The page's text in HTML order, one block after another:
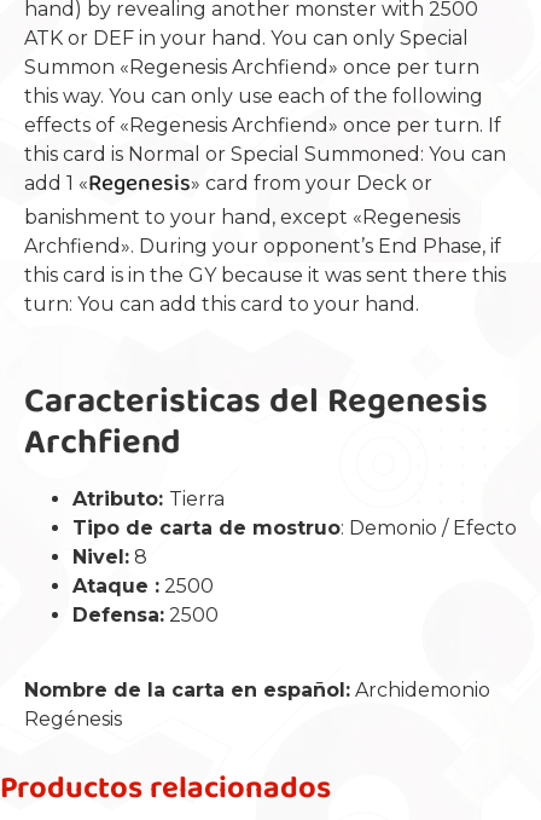
hand) by revealing another monster with 2500
ATK or DEF in your hand. You can only Special
Summon «Regenesis Archfiend» once per turn
this way. You can only use each of the following
effects of «Regenesis Archfiend» once per turn. If
this card is Normal or Special Summoned: You can
add 1 «Regenesis» card from your Deck or
banishment to your hand, except «Regenesis
Archfiend». During your opponent’s End Phase, if
this card is in the GY because it was sent there this
turn: You can add this card to your hand.
Caracteristicas del Regenesis
Archfiend
Atributo: Tierra
Tipo de carta de mostruo: Demonio / Efecto
Nivel: 8
Ataque : 2500
Defensa: 2500
Nombre de la carta en español: Archidemonio
Regénesis
Productos relacionados